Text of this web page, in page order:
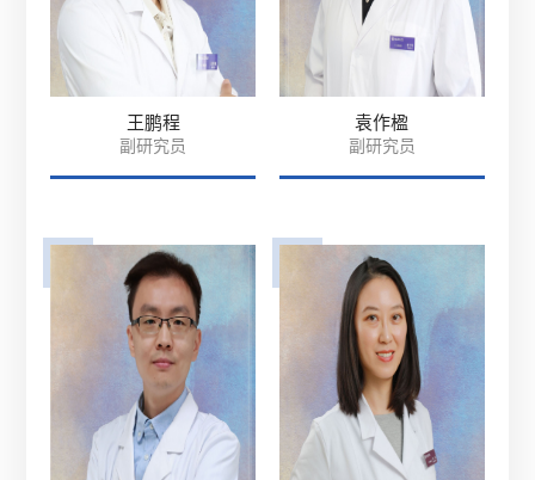
王鹏程
副研究员
袁作楹
副研究员